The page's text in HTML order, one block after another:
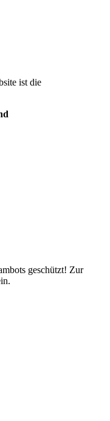
ist die
geschützt! Zur